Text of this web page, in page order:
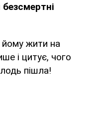
жити на
і цитує, чого
пішла!